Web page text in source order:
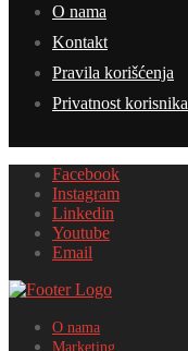
O nama
Kontakt
Pravila korišćenja
Privatnost korisnika
Facebook
Instagram
Linkedin
Youtube
Email
O nama
Marketing